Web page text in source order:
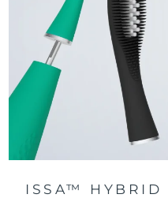
ISSA™ HYBRID